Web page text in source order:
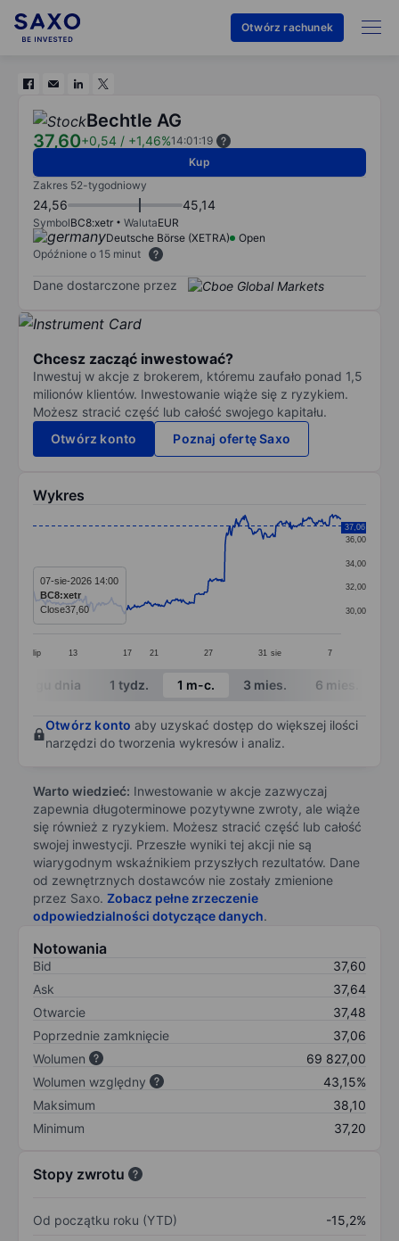
Otwórz rachunek
Bechtle AG
37,60+0,54 / +1,46%14:01:19
Kup
Zakres 52-tygodniowy
24,56 45,14
SymbolBC8:xetr WalutaEUR
Deutsche Börse (XETRA)
Open
Opóźnione o 15 minut
Dane dostarczone przez
Chcesz zacząć inwestować?
Inwestuj w akcje z brokerem, któremu zaufało ponad 1,5
milionów klientów. Inwestowanie wiąże się z ryzykiem.
Możesz stracić część lub całość swojego kapitału.
Otwórz konto
Poznaj ofertę Saxo
Wykres
Line chart with 389 data points.
The chart has 1 X axis displaying categories.
The chart has 1 Y axis displaying values. Data
lip 13 17 21 27 31 sie 7
30,00
32,00
34,00
36,00
37,06
07-sie-2026 14:00
BC8:xetr
Close37,60
End of interactive chart.
W ciągu dnia 1 tydz. 1 m-c. 3 mies. 6 mies.
Otwórz konto aby uzyskać dostęp do większej ilości
narzędzi do tworzenia wykresów i analiz.
Warto wiedzieć: Inwestowanie w akcje zazwyczaj
zapewnia długoterminowe pozytywne zwroty, ale wiąże
się również z ryzykiem. Możesz stracić część lub całość
swojej inwestycji. Przeszłe wyniki tej akcji nie są
wiarygodnym wskaźnikiem przyszłych rezultatów. Dane
od zewnętrznych dostawców nie zostały zmienione
przez Saxo. Zobacz pełne zrzeczenie
odpowiedzialności dotyczące danych.
Notowania
Bid
37,60
Ask
37,64
Otwarcie
37,48
Poprzednie zamknięcie
37,06
Wolumen
69 827,00
Wolumen względny
43,15%
Maksimum
38,10
Minimum
37,20
Stopy zwrotu
Od początku roku (YTD)
-15,2%